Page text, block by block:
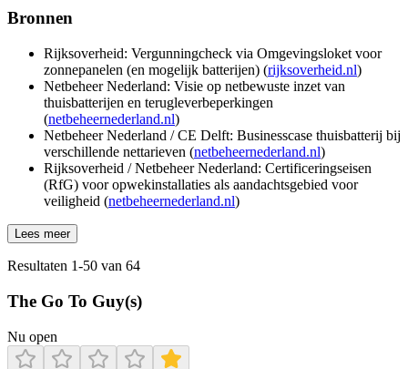
Bronnen
Rijksoverheid: Vergunningcheck via Omgevingsloket voor
zonnepanelen (en mogelijk batterijen) (rijksoverheid.nl)
Netbeheer Nederland: Visie op netbewuste inzet van
thuisbatterijen en terugleverbeperkingen
(netbeheernederland.nl)
Netbeheer Nederland / CE Delft: Businesscase thuisbatterij bij
verschillende nettarieven (netbeheernederland.nl)
Rijksoverheid / Netbeheer Nederland: Certificeringseisen
(RfG) voor opwekinstallaties als aandachtsgebied voor
veiligheid (netbeheernederland.nl)
Lees meer
Resultaten 1-50 van 64
The Go To Guy(s)
Nu open